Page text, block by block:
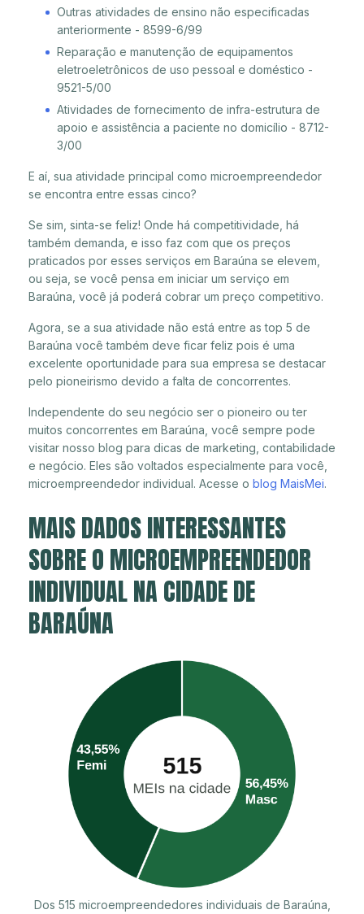
Outras atividades de ensino não especificadas
anteriormente - 8599-6/99
Reparação e manutenção de equipamentos
eletroeletrônicos de uso pessoal e doméstico -
9521-5/00
Atividades de fornecimento de infra-estrutura de
apoio e assistência a paciente no domicílio - 8712-
3/00
E aí, sua atividade principal como microempreendedor
se encontra entre essas cinco?
Se sim, sinta-se feliz! Onde há competitividade, há
também demanda, e isso faz com que os preços
praticados por esses serviços em Baraúna se elevem,
ou seja, se você pensa em iniciar um serviço em
Baraúna, você já poderá cobrar um preço competitivo.
Agora, se a sua atividade não está entre as top 5 de
Baraúna você também deve ficar feliz pois é uma
excelente oportunidade para sua empresa se destacar
pelo pioneirismo devido a falta de concorrentes.
Independente do seu negócio ser o pioneiro ou ter
muitos concorrentes em Baraúna, você sempre pode
visitar nosso blog para dicas de marketing, contabilidade
e negócio. Eles são voltados especialmente para você,
microempreendedor individual. Acesse o blog MaisMei.
MAIS DADOS INTERESSANTES
SOBRE O MICROEMPREENDEDOR
INDIVIDUAL NA CIDADE DE
BARAÚNA
Dos 515 microempreendedores individuais de Baraúna,